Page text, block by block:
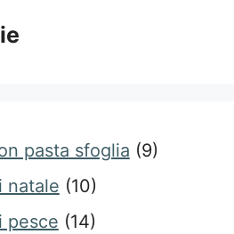
pasta sfoglia (9)
natale (10)
pesce (14)